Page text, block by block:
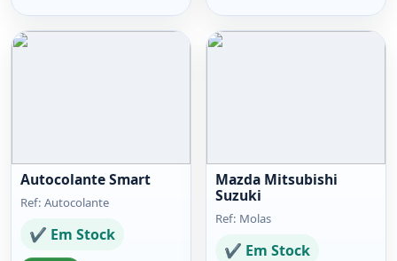
Autocolante Smart
Ref: Autocolante
✔ Em Stock
Mazda Mitsubishi
Suzuki
Ref: Molas
✔ Em Stock